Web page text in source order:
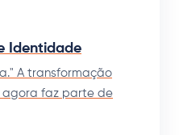
Identidade
A transformação
agora faz parte de